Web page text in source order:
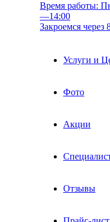
Время работы:
—14:00
Закроемся через
Услуги и
Фото
Акции
Отзывы